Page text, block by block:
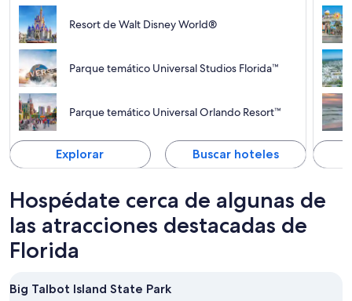
Resort de Walt Disney World®
Parque temático Universal Studios Florida™
Parque temático Universal Orlando Resort™
Explorar Buscar hoteles
Hospédate cerca de algunas de
las atracciones destacadas de
Florida
Big Talbot Island State Park